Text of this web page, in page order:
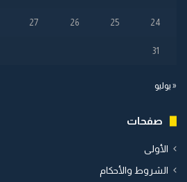
24
25
26
27
31
« يوليو
صفحات
الأولى
الشروط والأحكام